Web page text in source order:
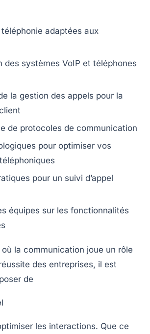
adaptées aux
des systèmes VoIP et téléphones
la gestion des appels pour la
de protocoles de communication
pour optimiser vos
pour un suivi d’appel
équipes sur les fonctionnalités
la communication joue un rôle
des entreprises, il est
de
les interactions. Que ce